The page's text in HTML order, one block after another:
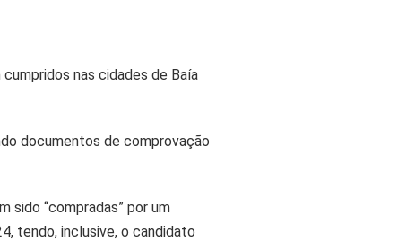
nas cidades de Baía
documentos de comprovação
sido “compradas” por um
tendo, inclusive, o candidato